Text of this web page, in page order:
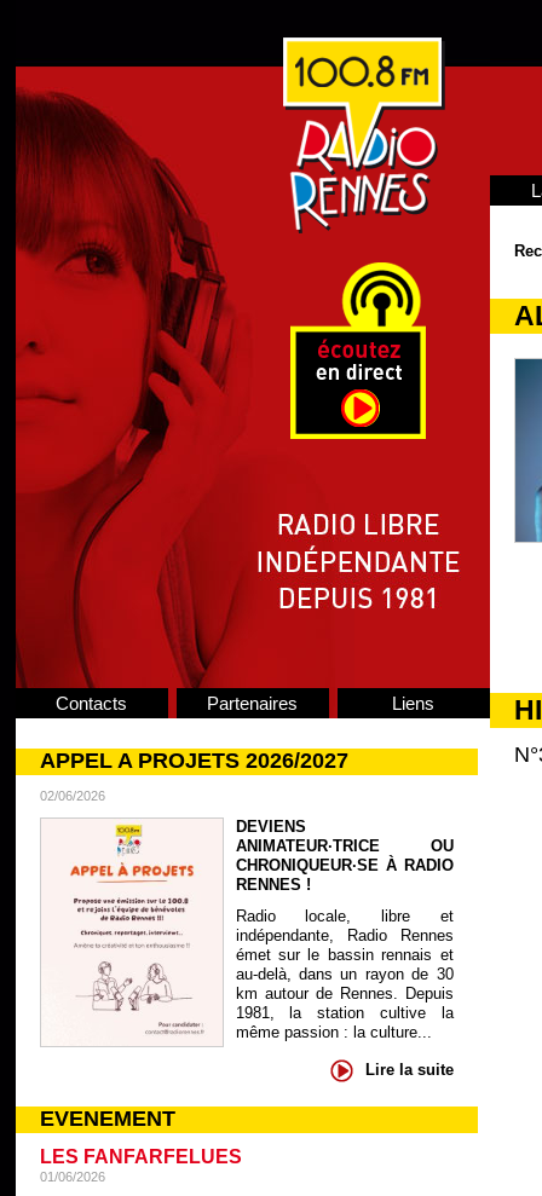
Contacts Partenaires Liens
APPEL A PROJETS 2026/2027
02/06/2026
DEVIENS
ANIMATEUR·TRICE OU
CHRONIQUEUR·SE À RADIO
RENNES !
Radio locale, libre et
indépendante, Radio Rennes
émet sur le bassin rennais et
au-delà, dans un rayon de 30
km autour de Rennes. Depuis
1981, la station cultive la
même passion : la culture...
Lire la suite
EVENEMENT
LES FANFARFELUES
01/06/2026